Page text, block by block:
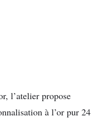
l’atelier propose
à l’or pur 24